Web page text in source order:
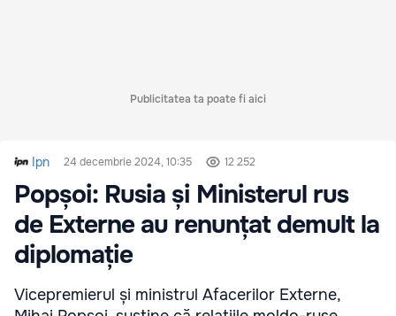
Publicitatea ta poate fi aici
Ipn 24 decembrie 2024, 10:35 12 252
Popșoi: Rusia și Ministerul rus
de Externe au renunțat demult la
diplomație
Vicepremierul și ministrul Afacerilor Externe,